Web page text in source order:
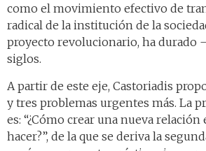
como el movimiento efectivo de
radical de la institución de la
proyecto revolucionario, ha durado
siglos.
A partir de este eje, Castoriadis
y tres problemas urgentes más. La
es: “¿Cómo crear una nueva
hacer?”, de la que se deriva la